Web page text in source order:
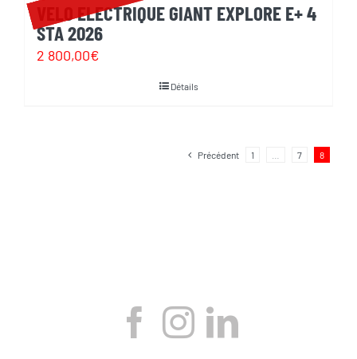
VELO ELECTRIQUE GIANT EXPLORE E+ 4
STA 2026
2 800,00€
Détails
Précédent 1 7 8